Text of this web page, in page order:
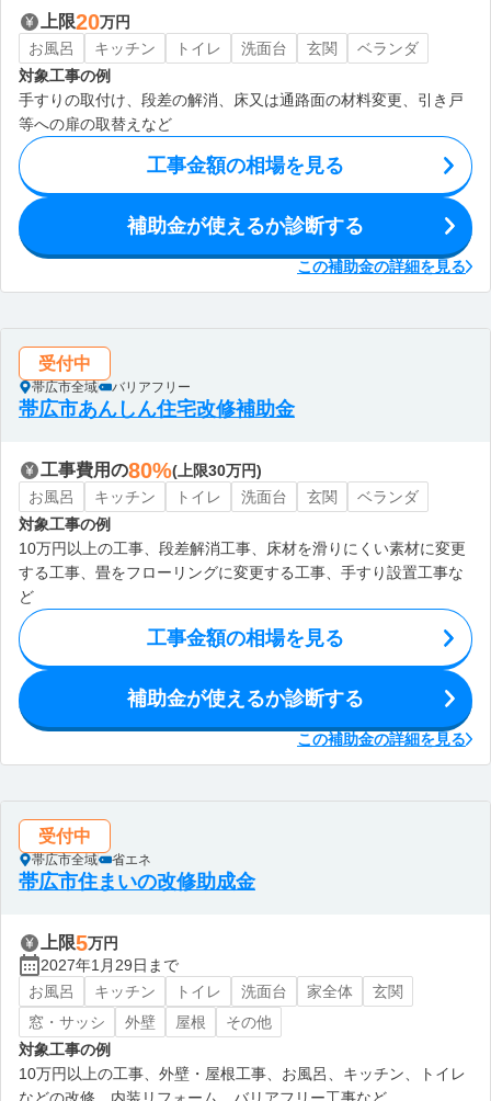
上限20万円
お風呂
キッチン トイレ 洗面台 玄関
ベランダ
対象工事の例
手すりの取付け、段差の解消、床又は通路面の材料変更、引き戸
等への扉の取替えなど
工事金額の相場を見る
補助金が使えるか診断する
この補助金の詳細を見る
受付中
帯広市全域 バリアフリー
帯広市あんしん住宅改修補助金
工事費用の80%(上限30万円)
お風呂
キッチン トイレ 洗面台 玄関
ベランダ
対象工事の例
10万円以上の工事、段差解消工事、床材を滑りにくい素材に変更
する工事、畳をフローリングに変更する工事、手すり設置工事な
ど
工事金額の相場を見る
補助金が使えるか診断する
この補助金の詳細を見る
受付中
帯広市全域 省エネ
帯広市住まいの改修助成金
上限5万円
2027年1月29日まで
お風呂
キッチン トイレ 洗面台 家全体
玄関
窓・サッシ
外壁 屋根
その他
対象工事の例
10万円以上の工事、外壁・屋根工事、お風呂、キッチン、トイレ